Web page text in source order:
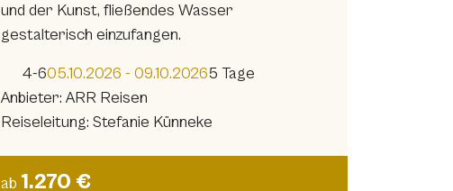
und der Kunst, fließendes Wasser
gestalterisch einzufangen.
4-605.10.2026 - 09.10.20265 Tage
Anbieter: ARR Reisen
Reiseleitung: Stefanie Künneke
ab 1.270 €